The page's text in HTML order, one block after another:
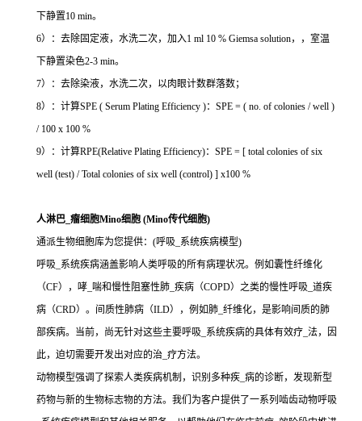
下静置10 min。
6）：去除固定液，水洗二次，加入1 ml 10 % Giemsa solution，，室温
下静置染色2-3 min。
7）：去除染液，水洗二次，以肉眼计数群落数；
8）：计算SPE ( Serum Plating Efficiency )：SPE = ( no. of colonies / well )
/ 100 x 100 %
9）：计算RPE(Relative Plating Efficiency)：SPE = [ total colonies of six
well (test) / Total colonies of six well (control) ] x100 %
人淋巴_瘤细胞Mino细胞 (Mino传代细胞)
通派生物细胞库为您提供：(呼吸_系统疾病模型)
呼吸_系统疾病涵盖影响人类呼吸的所有病理状况。例如囊性纤维化
（CF），哮_喘和慢性阻塞性肺_疾病（COPD）之类的慢性呼吸_道疾
病（CRD）。间质性肺病（ILD），例如肺_纤维化，是影响间质的肺
部疾病。当前，尚无针对这些主要呼吸_系统疾病的具体有效疗_法，因
此，迫切需要开发出对应的治_疗方法。
动物模型强调了探索人类疾病机制，识别多种疾_病的诊断，发现新型
药物与新的生物标志物的方法。我们为客户提供了一系列啮齿动物呼吸